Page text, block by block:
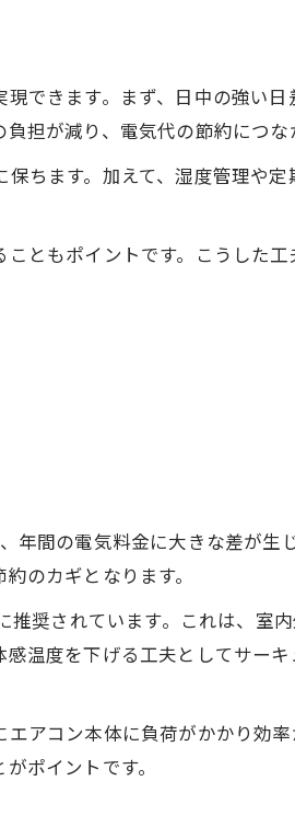
できます。まず、日中の強い日
担が減り、電気代の節約につな
ちます。加えて、湿度管理や
ともポイントです。こうした工
年間の電気料金に大きな差が生
のカギとなります。
奨されています。これは、室
温度を下げる工夫としてサー
アコン本体に負荷がかかり効
ポイントです。